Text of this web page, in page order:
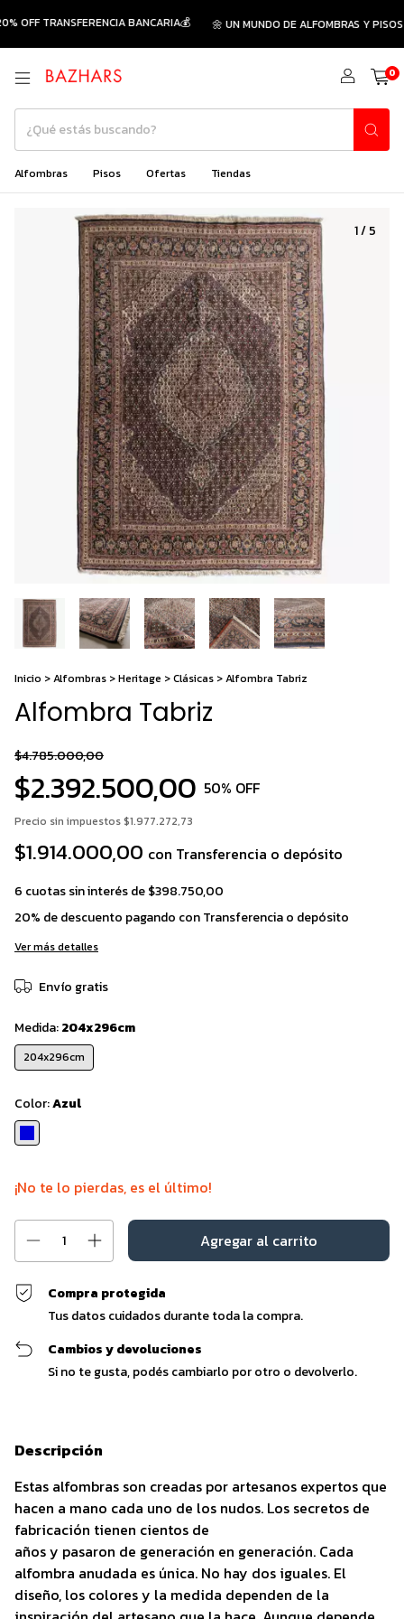
TRANSFERENCIA BANCARIA💰 🌼 UN MUNDO DE ALFOMBRAS Y PISOS
0
Alfombras Pisos Ofertas Tiendas
1/5
Inicio >Alfombras >Heritage >Clásicas >Alfombra Tabriz
Alfombra Tabriz
$4.785.000,00
$2.392.500,00 50% OFF
Precio sin impuestos$1.977.272,73
$1.914.000,00 con Transferencia o depósito
6 cuotas sin interés de$398.750,00
20% de descuento pagando con Transferencia o depósito
Ver más detalles
Envío gratis
Medida:204x296cm
204x296cm
Color:Azul
¡No te lo pierdas, es el último!
Compra protegida
Tus datos cuidados durante toda la compra.
Cambios y devoluciones
Si no te gusta, podés cambiarlo por otro o devolverlo.
Descripción
Estas alfombras son creadas por artesanos expertos que
hacen a mano cada uno de los nudos. Los secretos de
fabricación tienen cientos de
años y pasaron de generación en generación. Cada
alfombra anudada es única. No hay dos iguales. El
diseño, los colores y la medida dependen de la